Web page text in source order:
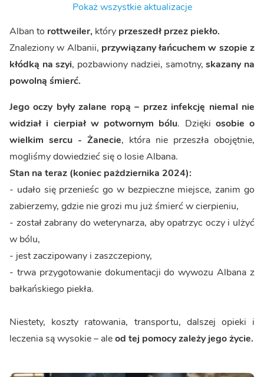
Pokaż wszystkie aktualizacje
Alban to rottweiler, który przeszedł przez piekło.
Znaleziony w Albanii, przywiązany łańcuchem w szopie z
kłódką na szyi, pozbawiony nadziei, samotny,skazany na
powolną śmierć.
Jego oczy były zalane ropą – przez infekcję niemal nie
widział i cierpiał w potwornym bólu. Dzięki osobie o
wielkim sercu - Żanecie, która nie przeszła obojętnie,
mogliśmy dowiedzieć się o losie Albana.
Stan na teraz (koniec pażdziernika 2024):
- udało się przenieśc go w bezpieczne miejsce, zanim go
zabierzemy, gdzie nie grozi mu już śmierć w cierpieniu,
- został zabrany do weterynarza, aby opatrzyc oczy i ulżyć
w bólu,
- jest zaczipowany i zaszczepiony,
- trwa przygotowanie dokumentacji do wywozu Albana z
bałkańskiego piekła.
Niestety, koszty ratowania, transportu, dalszej opieki i
leczenia są wysokie – aleod tej pomocy zależy jego życie.